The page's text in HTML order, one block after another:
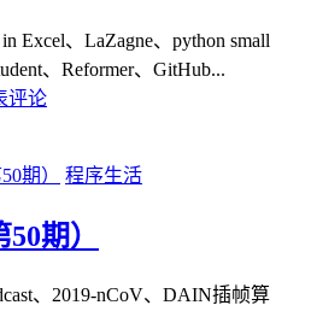
Excel、LaZagne、python small
、Reformer、GitHub...
评论
程序生活
期）
、2019-nCoV、DAIN插帧算